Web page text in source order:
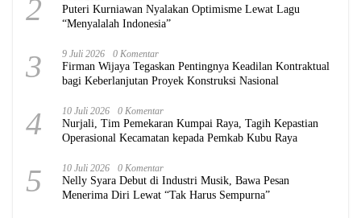
2
Puteri Kurniawan Nyalakan Optimisme Lewat Lagu
“Menyalalah Indonesia”
3 9 Juli 2026 0 Komentar
Firman Wijaya Tegaskan Pentingnya Keadilan Kontraktual
bagi Keberlanjutan Proyek Konstruksi Nasional
4 10 Juli 2026 0 Komentar
Nurjali, Tim Pemekaran Kumpai Raya, Tagih Kepastian
Operasional Kecamatan kepada Pemkab Kubu Raya
5 10 Juli 2026 0 Komentar
Nelly Syara Debut di Industri Musik, Bawa Pesan
Menerima Diri Lewat “Tak Harus Sempurna”